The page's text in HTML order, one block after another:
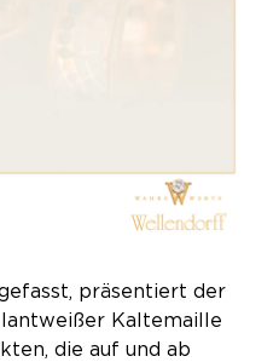
präsentiert der
Kaltemaille
die auf und ab